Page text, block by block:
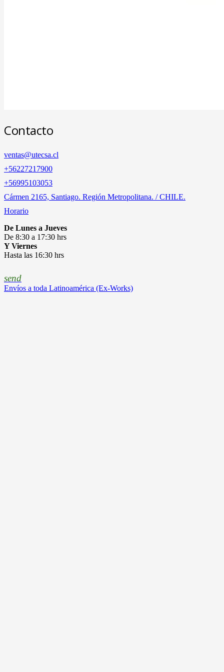
Contacto
ventas@utecsa.cl
+56227217900
‎+56995103053
Cármen 2165, Santiago. Región Metropolitana. / CHILE.
Horario
De Lunes a Jueves
De 8:30 a 17:30 hrs
Y Viernes
Hasta las 16:30 hrs
send
Envíos a toda Latinoamérica (Ex-Works)